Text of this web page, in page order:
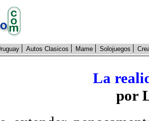
Autos Clasicos Mame Solojuegos
La
por